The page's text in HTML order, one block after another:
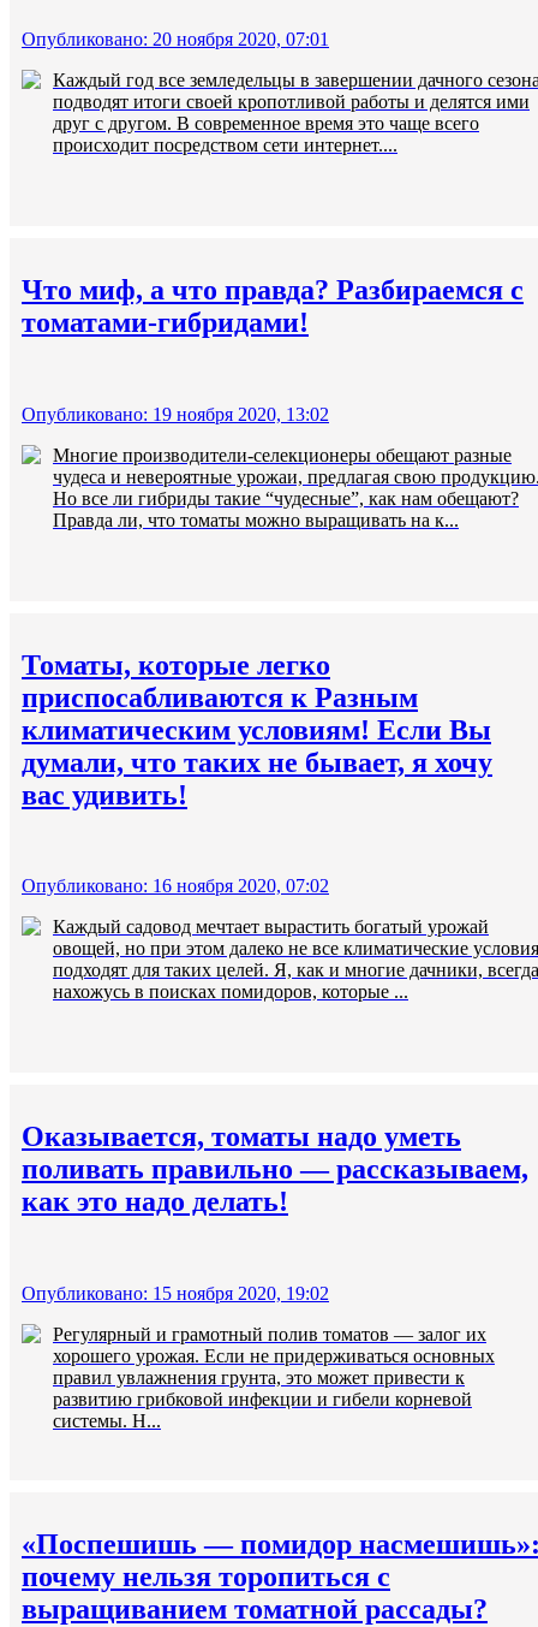
Опубликовано: 20 ноября 2020, 07:01
Каждый год все земледельцы в завершении дачного
подводят итоги своей кропотливой работы и делятся ими
друг с другом. В современное время это чаще всего
происходит посредством сети интернет....
Что миф, а что правда? Разбираемся с
томатами-гибридами!
Опубликовано: 19 ноября 2020, 13:02
Многие производители-селекционеры обещают разные
чудеса и невероятные урожаи, предлагая свою
Но все ли гибриды такие “чудесные”, как нам обещают?
Правда ли, что томаты можно выращивать на к...
Томаты, которые легко
приспосабливаются к Разным
климатическим условиям! Если Вы
думали, что таких не бывает, я хочу
вас удивить!
Опубликовано: 16 ноября 2020, 07:02
Каждый садовод мечтает вырастить богатый урожай
овощей, но при этом далеко не все климатические условия
подходят для таких целей. Я, как и многие дачники, всегда
нахожусь в поисках помидоров, которые ...
Оказывается, томаты надо уметь
поливать правильно — рассказываем,
как это надо делать!
Опубликовано: 15 ноября 2020, 19:02
Регулярный и грамотный полив томатов — залог их
хорошего урожая. Если не придерживаться основных
правил увлажнения грунта, это может привести к
развитию грибковой инфекции и гибели корневой
системы. Н...
«Поспешишь — помидор
почему нельзя торопиться с
выращиванием томатной рассады?